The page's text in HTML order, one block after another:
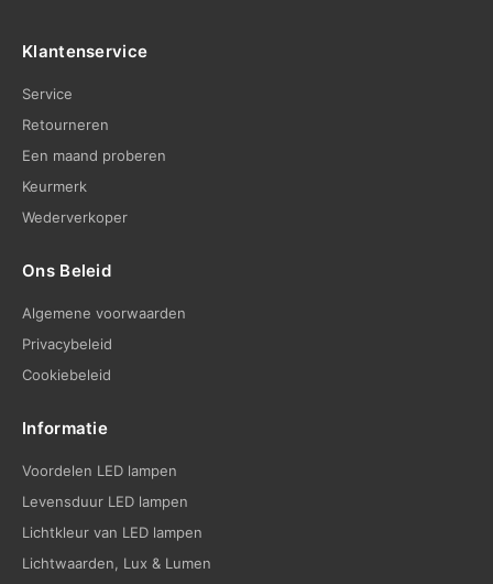
Klantenservice
Service
Retourneren
Een maand proberen
Keurmerk
Wederverkoper
Ons Beleid
Algemene voorwaarden
Privacybeleid
Cookiebeleid
Informatie
Voordelen LED lampen
Levensduur LED lampen
Lichtkleur van LED lampen
Lichtwaarden, Lux & Lumen